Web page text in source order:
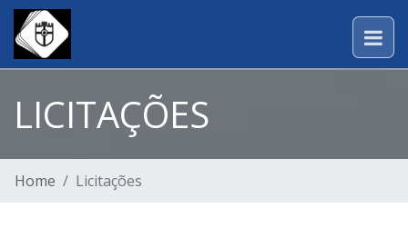
LICITAÇÕES
Home Licitações